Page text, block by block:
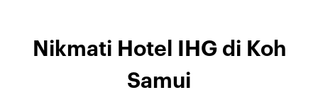
Nikmati Hotel IHG di Koh
Samui